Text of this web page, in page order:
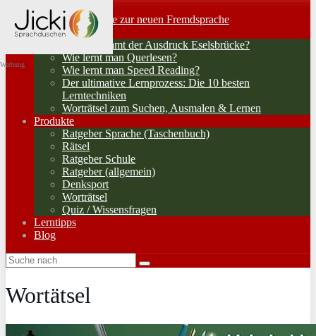
Home
Lernerfolge: Wege zur neuen Fremdsprache
Lernstrategien
Woher kommt der Ausdruck Eselsbrücke?
Wie lernt man Querlesen?
Wie lernt man Speed Reading?
Der ultimative Lernprozess: Die 10 besten
Lerntechniken
Worträtsel zum Suchen, Ausmalen & Lernen
Produkte
Ratgeber Sprache (Taschenbuch)
Rätsel
Ratgeber Schule
Ratgeber (allgemein)
Denksport
Worträtsel
Quiz / Wissensfragen
Lerntipps
Blog
Wortätsel
Werbung